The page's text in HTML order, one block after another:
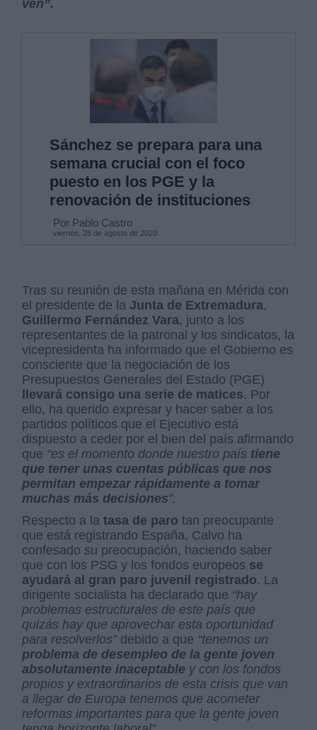
ven”.
Sánchez se prepara para una
semana crucial con el foco
puesto en los PGE y la
renovación de instituciones
Por Pablo Castro
viernes, 28 de agosto de 2020
Tras su reunión de esta mañana en Mérida con
el presidente de la Junta de Extremadura,
Guillermo Fernández Vara, junto a los
representantes de la patronal y los sindicatos, la
vicepresidenta ha informado que el Gobierno es
consciente que la negociación de los
Presupuestos Generales del Estado (PGE)
llevará consigo una serie de matices. Por
ello, ha querido expresar y hacer saber a los
partidos políticos que el Ejecutivo está
dispuesto a ceder por el bien del país afirmando
que “es el momento donde nuestro país tiene
que tener unas cuentas públicas que nos
permitan empezar rápidamente a tomar
muchas más decisiones”.
Respecto a latasa de paro tan preocupante
que está registrando España, Calvo ha
confesado su preocupación, haciendo saber
que con los PSG y los fondos europeos se
ayudará al gran paro juvenil registrado. La
dirigente socialista ha declarado que “hay
problemas estructurales de este país que
quizás hay que aprovechar esta oportunidad
para resolverlos” debido a que “tenemos un
problema de desempleo de la gente joven
absolutamente inaceptable y con los fondos
propios y extraordinarios de esta crisis que van
a llegar de Europa tenemos que acometer
reformas importantes para que la gente joven